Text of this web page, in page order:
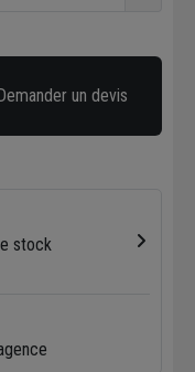
un devis
stock